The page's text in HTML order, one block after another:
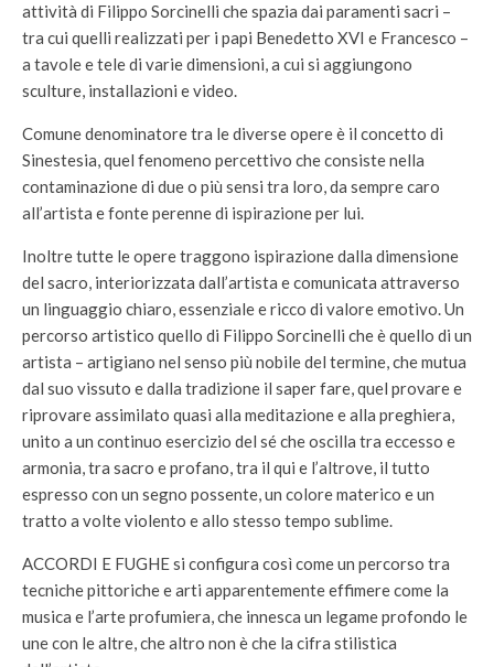
attività di Filippo Sorcinelli che spazia dai paramenti sacri –
tra cui quelli realizzati per i papi Benedetto XVI e Francesco –
a tavole e tele di varie dimensioni, a cui si aggiungono
sculture, installazioni e video.
Comune denominatore tra le diverse opere è il concetto di
Sinestesia, quel fenomeno percettivo che consiste nella
contaminazione di due o più sensi tra loro, da sempre caro
all’artista e fonte perenne di ispirazione per lui.
Inoltre tutte le opere traggono ispirazione dalla dimensione
del sacro, interiorizzata dall’artista e comunicata attraverso
un linguaggio chiaro, essenziale e ricco di valore emotivo. Un
percorso artistico quello di Filippo Sorcinelli che è quello di un
artista – artigiano nel senso più nobile del termine, che mutua
dal suo vissuto e dalla tradizione il saper fare, quel provare e
riprovare assimilato quasi alla meditazione e alla preghiera,
unito a un continuo esercizio del sé che oscilla tra eccesso e
armonia, tra sacro e profano, tra il qui e l’altrove, il tutto
espresso con un segno possente, un colore materico e un
tratto a volte violento e allo stesso tempo sublime.
ACCORDI E FUGHE si configura così come un percorso tra
tecniche pittoriche e arti apparentemente effimere come la
musica e l’arte profumiera, che innesca un legame profondo le
une con le altre, che altro non è che la cifra stilistica